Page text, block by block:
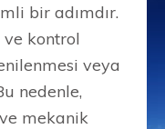
bir adımdır.
ve kontrol
veya
nedenle,
mekanik